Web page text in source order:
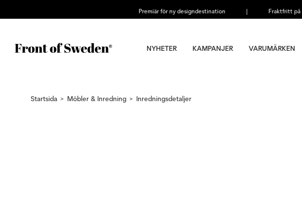
Premiär för ny designdestination | Fraktfritt på
NYHETER KAMPANJER VARUMÄRKEN
Startsida Möbler & Inredning Inredningsdetaljer